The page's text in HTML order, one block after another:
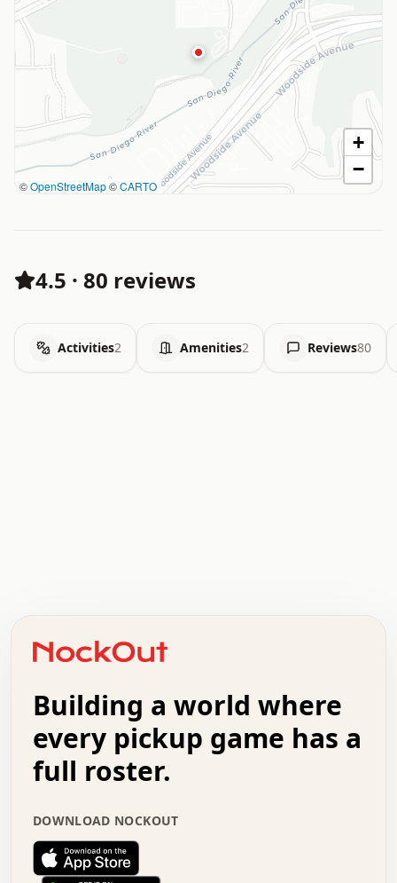
©OpenStreetMap©CARTO
+
−
4.5 · 80 reviews
Activities2 Amenities2 Reviews80
+   .   .   .   .   .   .   .   .   .   +   .   .
.   .   .   .   .   .   .   .   .   .   .   :   .
.   .   .   .   +   .   .   .   .   .   .   .   +
.   :   .   .   .   .   .   .   .   .   o   .   .
.   .   x   .   .   .   .   .   .   :   .   .   o
.   .   .   .   :   .   .   .   .   o   .   .   .
.   .   .   .   .   .   .   :   .   .   .   .   .
.   .   .   .   .   .   .   +   .   .   x   .   .
.   .   .   .   .   :   +   .   .   .   .   .   o
.   .   .   .   .   .   .   .   .   .   .   .   .
Building a world where
every pickup game has a
full roster.
DOWNLOAD NOCKOUT